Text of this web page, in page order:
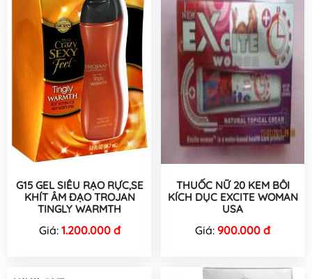
G15 GEL SIÊU RẠO RỰC,SE
KHÍT ÂM ĐẠO TROJAN
TINGLY WARMTH
Giá: 1.200.000 đ
THUỐC NỮ 20 KEM BÔI
KÍCH DỤC EXCITE WOMAN
USA
Giá: 900.000 đ